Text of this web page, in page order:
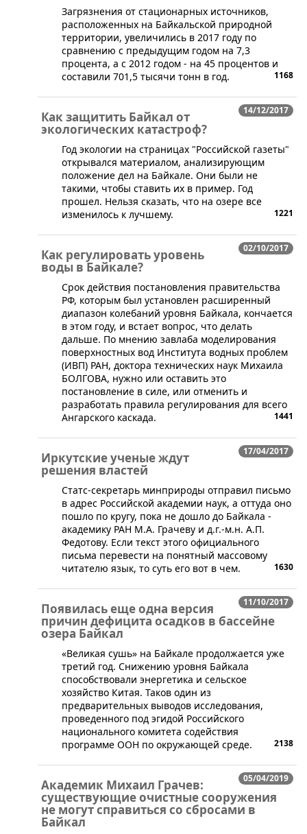
​Загрязнения от стационарных источников,
расположенных на Байкальской природной
территории, увеличились в 2017 году по
сравнению с предыдущим годом на 7,3
процента, а с 2012 годом - на 45 процентов и
составили 701,5 тысячи тонн в год.
1168
14/12/2017
Как защитить Байкал от
экологических катастроф?
​Год экологии на страницах "Российской газеты"
открывался материалом, анализирующим
положение дел на Байкале. Они были не
такими, чтобы ставить их в пример. Год
прошел. Нельзя сказать, что на озере все
изменилось к лучшему.
1221
02/10/2017
Как регулировать уровень
воды в Байкале?
Срок действия постановления правительства
РФ, которым был установлен расширенный
диапазон колебаний уровня Байкала, кончается
в этом году, и встает вопрос, что делать
дальше. По мнению завлаба моделирования
поверхностных вод Института водных проблем
(ИВП) РАН, доктора технических наук Михаила
БОЛГОВА, нужно или оставить это
постановление в силе, или отменить и
разработать правила регулирования для всего
Ангарского каскада.
1441
17/04/2017
Иркутские ученые ждут
решения властей
Статс-секретарь минприроды отправил письмо
в адрес Российской академии наук, а оттуда оно
пошло по кругу, пока не дошло до Байкала -
академику РАН М.А. Грачеву и д.г.-м.н. А.П.
Федотову. Если текст этого официального
письма перевести на понятный массовому
читателю язык, то суть его вот в чем.
1630
11/10/2017
Появилась еще одна версия
причин дефицита осадков в бассейне
озера Байкал
«Великая сушь» на Байкале продолжается уже
третий год. Снижению уровня Байкала
способствовали энергетика и сельское
хозяйство Китая. Таков один из
предварительных выводов исследования,
проведенного под эгидой Российского
национального комитета содействия
программе ООН по окружающей среде.
2138
05/04/2019
Академик Михаил Грачев:
существующие очистные сооружения
не могут справиться со сбросами в
Байкал